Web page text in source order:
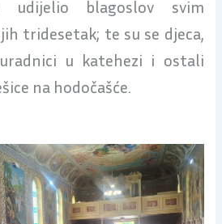
udijelio blagoslov svim
tridesetak; te su se djeca,
u katehezi i ostali
na hodočašće.